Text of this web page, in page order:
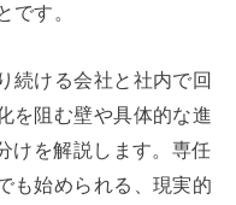
です。
続ける会社と社内で回
を阻む壁や具体的な進
けを解説します。専任
も始められる、現実的